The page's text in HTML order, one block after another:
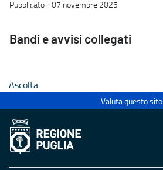
Pubblicato il 07 novembre 2025
Bandi e avvisi collegati
Ascolta
Valuta questo sito